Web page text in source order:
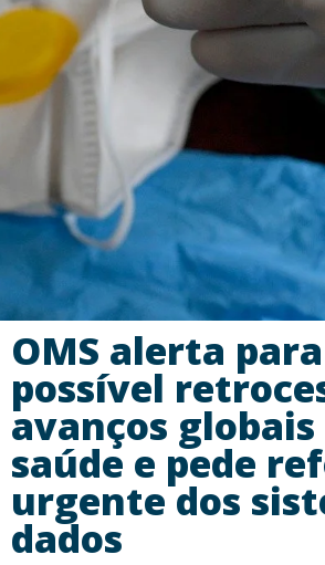
OMS alerta para
possível
avanços globais
saúde e pede
urgente dos
dados